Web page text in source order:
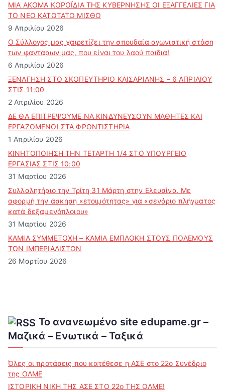
ΜΙΑ ΑΚΟΜΑ ΚΟΡΟΪΔΙΑ ΤΗΣ ΚΥΒΕΡΝΗΣΗΣ ΟΙ ΕΞΑΓΓΕΛΙΕΣ ΓΙΑ
ΤΟ ΝΕΟ ΚΑΤΩΤΑΤΟ ΜΙΣΘΟ
9 Απριλίου 2026
Ο Σύλλογος μας χαιρετίζει την σπουδαία αγωνιστική στάση
των φαντάρων μας, που είναι του λαού παιδιά!
6 Απριλίου 2026
ΞΕΝΑΓΗΣΗ ΣΤΟ ΣΚΟΠΕΥΤΗΡΙΟ ΚΑΙΣΑΡΙΑΝΗΣ – 6 ΑΠΡΙΛΙΟΥ
ΣΤΙΣ 11:00
2 Απριλίου 2026
ΔΕ ΘΑ ΕΠΙΤΡΕΨΟΥΜΕ ΝΑ ΚΙΝΔΥΝΕΥΣOYN ΜΑΘΗΤΕΣ ΚΑΙ
ΕΡΓΑΖΟΜΕΝΟΙ ΣΤΑ ΦΡΟΝΤΙΣΤΗΡΙΑ
1 Απριλίου 2026
ΚΙΝΗΤΟΠΟΙΗΣΗ ΤΗΝ ΤΕΤΑΡΤΗ 1/4 ΣΤΟ ΥΠΟΥΡΓΕΙΟ
ΕΡΓΑΣΙΑΣ ΣΤΙΣ 10:00
31 Μαρτίου 2026
Συλλαλητήριο την Τρίτη 31 Μάρτη στην Ελευσίνα. Με
αφορμή την άσκηση «ετοιμότητας» για «σενάριο πλήγματος
κατά δεξαμενόπλοιου»
31 Μαρτίου 2026
ΚΑΜΙΑ ΣΥΜΜΕΤΟΧΗ – ΚΑΜΙΑ ΕΜΠΛΟΚΗ ΣΤΟΥΣ ΠΟΛΕΜΟΥΣ
ΤΩΝ ΙΜΠΕΡΙΑΛΙΣΤΩΝ
26 Μαρτίου 2026
Το ανανεωμένο site edupame.gr –
Μαζικά – Ενωτικά – Ταξικά
Όλες οι προτάσεις που κατέθεσε η ΑΣΕ στο 22ο Συνέδριο
της ΟΛΜΕ
ΙΣΤΟΡΙΚΗ ΝΙΚΗ ΤΗΣ ΑΣΕ ΣΤΟ 22ο ΤΗΣ ΟΛΜΕ!